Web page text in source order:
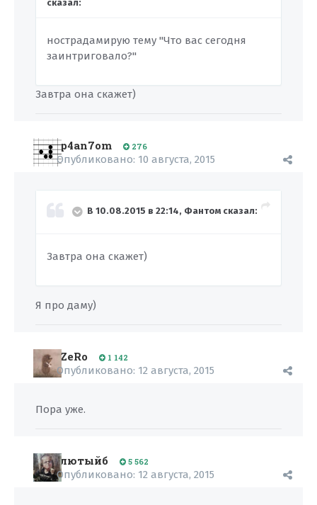
сказал:
нострадамирую тему "Что вас сегодня
заинтриговало?"
Завтра она скажет)
p4an7om 276
Опубликовано: 10 августа, 2015
В 10.08.2015 в 22:14, Фантом сказал:
Завтра она скажет)
Я про даму)
ZeRo 1 142
Опубликовано: 12 августа, 2015
Пора уже.
лютыйб 5 562
Опубликовано: 12 августа, 2015